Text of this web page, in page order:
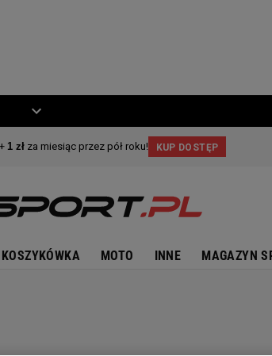
KOSZYKÓWKA MOTO INNE MAGAZYN